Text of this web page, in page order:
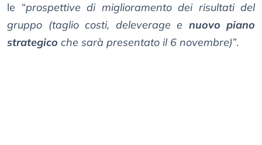
le “prospettive di miglioramento dei risultati del
gruppo (taglio costi, deleverage e nuovo piano
strategico che sarà presentato il 6 novembre)”.